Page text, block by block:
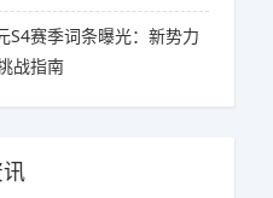
S4赛季词条曝光：新势力
战指南